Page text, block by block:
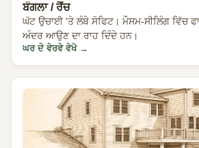
ਬੰਗਲਾ / ਰੈਂਚ
ਘੱਟ ਉਚਾਈ 'ਤੇ ਲੰਬੇ ਸੋਫਿਟ। ਮੌਸਮ-ਸੀਲਿੰਗ ਵਿੱਚ
ਅੰਦਰ ਆਉਣ ਦਾ ਰਾਹ ਦਿੰਦੇ ਹਨ।
ਘਰ ਦੇ ਵੇਰਵੇ ਵੇਖੋ→